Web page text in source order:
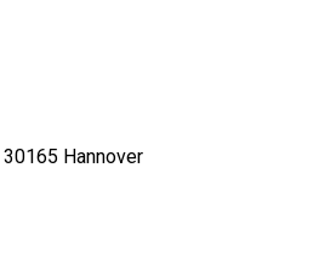
30165 Hannover